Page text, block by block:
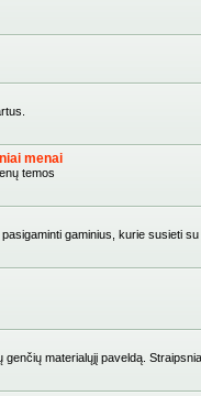
menai
temos
gaminius, kurie susieti
materialųjį paveldą.